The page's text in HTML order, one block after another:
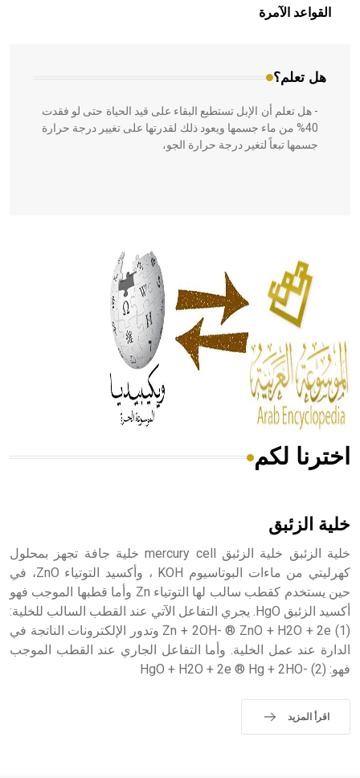
القواعد الآمرة
هل تعلم؟
بالعمارة الإسلامية في بلاد الشام ومصر خاصة، حيث يحرص
المعمار على بناء مداميكه وخاصة في الواجهات
- هل تعلم أن الإبل تستطيع البقاء على قيد الحياة حتى لو فقدت
40% من ماء جسمها ويعود ذلك لقدرتها على تغيير درجة حرارة
جسمها تبعاً لتغير درجة حرارة الجو،
الحكم، الأدلة، تنظيم التغذية، ورسالته في جروح الرأس. ويعود
له الفضل بأنه حرر الطب من الدين والفلسفة.
- هل تعلم أن المرجان إفراز حيواني يتكون في البحر ويتركب
من مادة كربونات الكلسيوم، وهو أحمر أو شديد الحمرة وهو
أجود أنواعه، ويمتاز بكبر الحجم ويسمى الش
هل تعلم أن الأبسيد كلمة فرنسية اللفظ تم اعتمادها مصطلحاً
- هل تعلم أن أبجر Abgar اسم معروف جيداً يعود إلى عدد من
الملوك الذين حكموا مدينة إديسا (الرها) من أبجر الأول وحتى
التاسع، وهم ينتسبون إلى أسرة أوسروين
اخترنا لكم
خلية الزئبق
خلية الزئبق خلية الزئبق mercury cell خلية جافة تجهز بمحلول
كهرليتي من ماءات البوتاسيوم KOH ، وأكسيد التوتياء ZnO، في
حين يستخدم كقطب سالب لها التوتياء Zn وأما قطبها الموجب فهو
أكسيد الزئبق HgO. يجري التفاعل الآتي عند القطب السالب للخلية:
Zn + 2OH- ® ZnO + H2O + 2e (1) وتدور الإلكترونات الناتجة في
الدارة عند عمل الخلية. وأما التفاعل الجاري عند القطب الموجب
فهو: HgO + H2O + 2e ® Hg + 2HO- (2)
اقرأ المزيد